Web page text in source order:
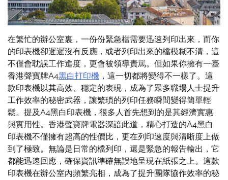
在繁忙的辦公室裏，一份份緊急檔需要迅速列印出來，而你
的印表機卻遲遲沒有反應，或者列印出來的檔模糊不清，這
不僅會耽誤工作進度，更會被領導責罵。但如果你擁有一臺
香港聲寶牌A4黑白打印機 ，這一切都將變得不一樣了。這
款印表機以其高效、穩定的表現，成為了眾多職場人士提升
工作效率的秘密武器，讓繁瑣的列印任務瞬間變得簡單輕
鬆。提及A4黑白印表機，很多人首先想到的是其經濟實惠
與實用性。香港聲寶牌電器深諳此道，精心打造的A4黑白
印表機不僅擁有超高的性價比，更在列印速度與清晰度上做
到了極致。無論是日常的檔列印，還是緊急的報告輸出，它
都能迅速回應，確保資訊準確無誤地呈現在紙張之上。這款
印表機在辦公室內頻繁亮相，成為了提升團隊協作效率的秘